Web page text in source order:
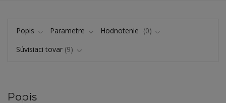
Popis Parametre Hodnotenie
0
Súvisiaci tovar 9
Popis